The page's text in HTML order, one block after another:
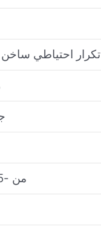
تكرار احتياطي ساخن
4
من -45 درجة مئوية إلى +75 درجة مئوية